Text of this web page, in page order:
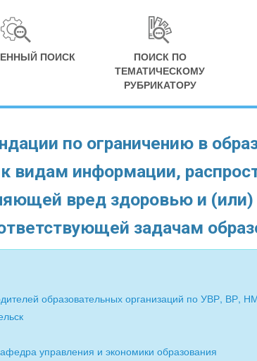
ПОИСК
ПОИСК ПО
ТЕМАТИЧЕСКОМУ
РУБРИКАТОРУ
по ограничению в
видам информации,
вред здоровью и
задачам
образовательных организаций по УВР, ВР,
управления и экономики образования